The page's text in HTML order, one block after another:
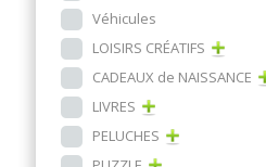
Véhicules
LOISIRS CRÉATIFS
CADEAUX de NAISSANCE
LIVRES
PELUCHES